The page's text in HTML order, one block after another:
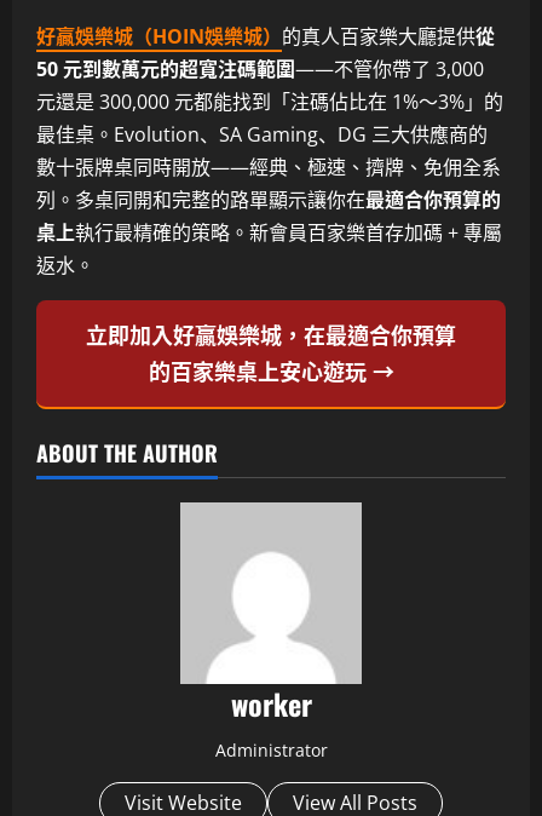
好贏娛樂城（HOIN娛樂城） 的真人百家樂大廳提供從
50 元到數萬元的超寬注碼範圍——不管你帶了 3,000
元還是 300,000 元都能找到「注碼佔比在 1%～3%」的
最佳桌。Evolution、SA Gaming、DG 三大供應商的
數十張牌桌同時開放——經典、極速、擠牌、免佣全系
列。多桌同開和完整的路單顯示讓你在最適合你預算的
桌上執行最精確的策略。新會員百家樂首存加碼 + 專屬
返水。
立即加入好贏娛樂城，在最適合你預算
的百家樂桌上安心遊玩 →
ABOUT THE AUTHOR
worker
Administrator
Visit Website View All Posts